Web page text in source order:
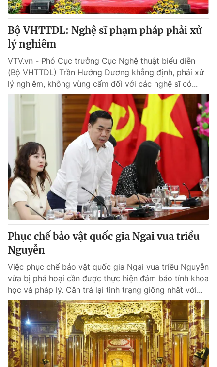
Bộ VHTTDL: Nghệ sĩ phạm pháp phải xử
lý nghiêm
VTV.vn - Phó Cục trưởng Cục Nghệ thuật biểu diễn
(Bộ VHTTDL) Trần Hướng Dương khẳng định, phải xử
lý nghiêm, không vùng cấm đối với các nghệ sĩ có...
Phục chế bảo vật quốc gia Ngai vua triều
Nguyễn
Việc phục chế bảo vật quốc gia Ngai vua triều Nguyễn
vừa bị phá hoại cần được thực hiện đảm bảo tính khoa
học và pháp lý. Cần trả lại tình trạng giống nhất với...